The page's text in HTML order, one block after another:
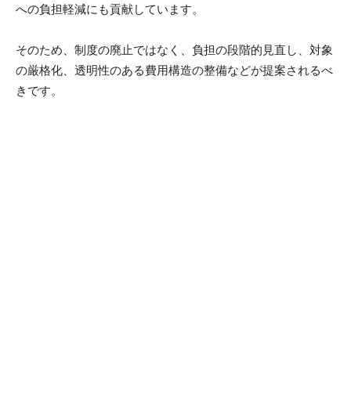
への負担軽減にも貢献しています。
そのため、制度の廃止ではなく、負担の段階的見直し、対象
の厳格化、透明性のある費用構造の整備などが提案されるべ
きです。